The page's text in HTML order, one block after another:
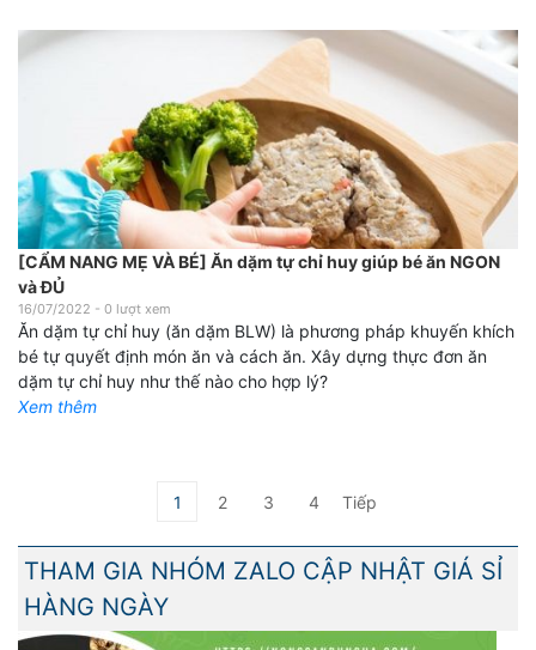
[CẨM NANG MẸ VÀ BÉ] Ăn dặm tự chỉ huy giúp bé ăn NGON
và ĐỦ
16/07/2022 - 0 lượt xem
Ăn dặm tự chỉ huy (ăn dặm BLW) là phương pháp khuyến khích
bé tự quyết định món ăn và cách ăn. Xây dựng thực đơn ăn
dặm tự chỉ huy như thế nào cho hợp lý?
Xem thêm
1 2 3 4 Tiếp
THAM GIA NHÓM ZALO CẬP NHẬT GIÁ SỈ
HÀNG NGÀY